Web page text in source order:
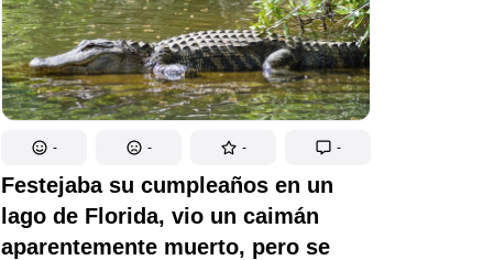
- - - -
Festejaba su cumpleaños en un
lago de Florida, vio un caimán
aparentemente muerto, pero se